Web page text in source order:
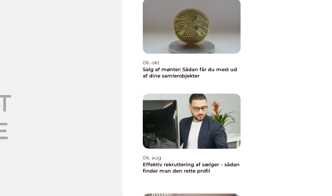
06. okt
Salg af mønter: Sådan får du mest ud
af dine samlerobjekter
06. aug
Effektiv rekruttering af sælger – sådan
finder man den rette profil